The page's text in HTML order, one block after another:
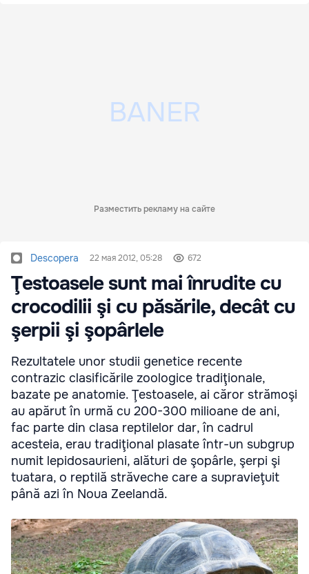
Разместить рекламу на сайте
Descopera 22 мая 2012, 05:28 672
Ţestoasele sunt mai înrudite cu
crocodilii şi cu păsările, decât cu
şerpii şi şopârlele
Rezultatele unor studii genetice recente
contrazic clasificările zoologice tradiţionale,
bazate pe anatomie. Ţestoasele, ai căror strămoşi
au apărut în urmă cu 200-300 milioane de ani,
fac parte din clasa reptilelor dar, în cadrul
acesteia, erau tradiţional plasate într-un subgrup
numit lepidosaurieni, alături de şopârle, şerpi şi
tuatara, o reptilă străveche care a supravieţuit
până azi în Noua Zeelandă.